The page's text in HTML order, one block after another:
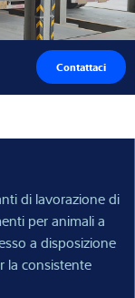
Contattaci
di lavorazione di
per animali a
a disposizione
la consistente